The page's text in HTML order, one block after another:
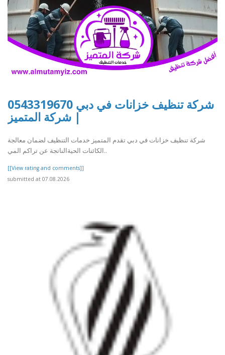
شركة تنظيف خزانات في دبي 0543319670
| شركة المتميز
شركة تنظيف خزانات في دبي تقدم المتميز خدمات التنظيف لضمان معالجة
الكائنات الحيةالناتجة عن تراكم المي..
[[View rating and comments]]
submitted at 07.08.2026